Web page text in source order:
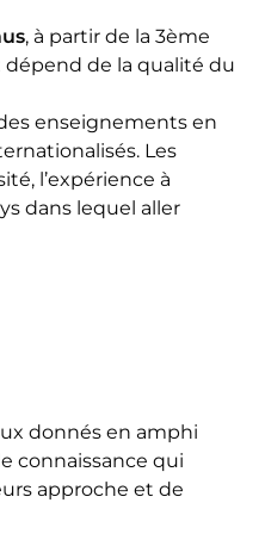
, à partir de la 3ème
dépend de la qualité du
enseignements en
Les
l’expérience à
dans lequel aller
donnés en amphi
connaissance qui
approche et de